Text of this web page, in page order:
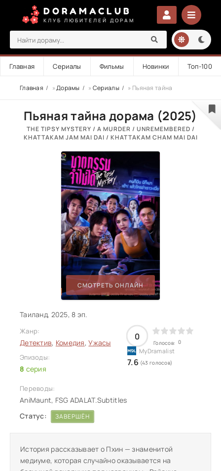
DORAMACLUB
КЛУБ ЛЮБИТЕЛЕЙ ДОРАМ
Главная Сериалы Фильмы Новинки Топ-100
Главная »Дорамы » Сериалы » Пьяная тайна
Пьяная тайна дорама (2025)
THE TIPSY MYSTERY / A MURDER / UNREMEMBERED /
KHATTAKAM JAM MAI DAI / KHATTAKAM CHAM MAI DAI
СМОТРЕТЬ ОНЛАЙН
Таиланд, 2025, 8 эп.
Жанр:
Детектив, Комедия,Ужасы
Эпизоды:
8 серия
0
Голосов: 0
7.6 (43 голосов)
Переводы:
AniMaunt, FSG ADALAT.Subtitles
Статус:
ЗАВЕРШЁН
История рассказывает о Пхин — знаменитой
медиуме, которая случайно оказывается на